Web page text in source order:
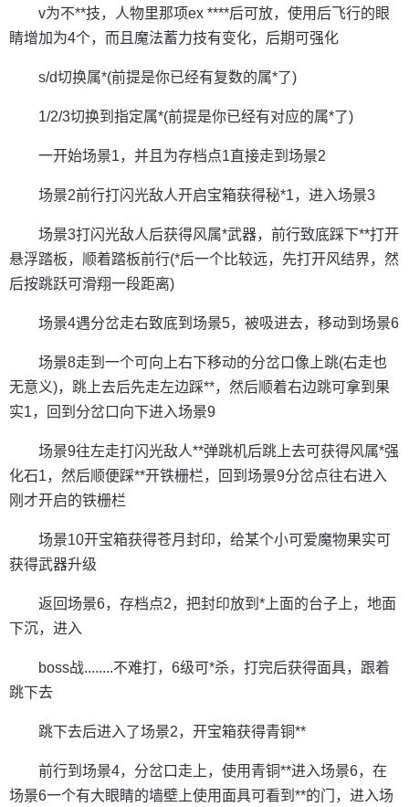
v为不**技，人物里那项ex ****后可放，使用后飞行的眼
睛增加为4个，而且魔法蓄力技有变化，后期可强化
s/d切换属*(前提是你已经有复数的属*了)
1/2/3切换到指定属*(前提是你已经有对应的属*了)
一开始场景1，并且为存档点1直接走到场景2
场景2前行打闪光敌人开启宝箱获得秘*1，进入场景3
场景3打闪光敌人后获得风属*武器，前行致底踩下**打开
悬浮踏板，顺着踏板前行(*后一个比较远，先打开风结界，然
后按跳跃可滑翔一段距离)
场景4遇分岔走右致底到场景5，被吸进去，移动到场景6
场景8走到一个可向上右下移动的分岔口像上跳(右走也
无意义)，跳上去后先走左边踩**，然后顺着右边跳可拿到果
实1，回到分岔口向下进入场景9
场景9往左走打闪光敌人**弹跳机后跳上去可获得风属*强
化石1，然后顺便踩**开铁栅栏，回到场景9分岔点往右进入
刚才开启的铁栅栏
场景10开宝箱获得苍月封印，给某个小可爱魔物果实可
获得武器升级
返回场景6，存档点2，把封印放到*上面的台子上，地面
下沉，进入
boss战........不难打，6级可*杀，打完后获得面具，跟着
跳下去
跳下去后进入了场景2，开宝箱获得青铜**
前行到场景4，分岔口走上，使用青铜**进入场景6，在
场景6一个有大眼睛的墙壁上使用面具可看到**的门，进入场